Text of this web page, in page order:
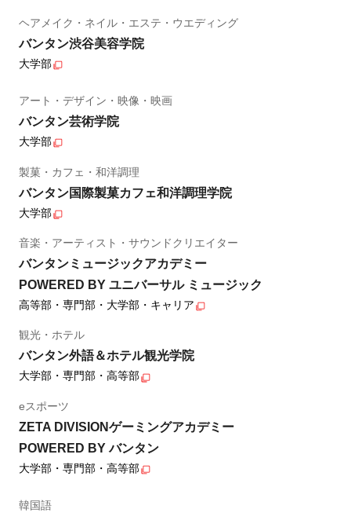
ヘアメイク・ネイル・エステ・ウエディング
バンタン渋谷美容学院
大学部
アート・デザイン・映像・映画
バンタン芸術学院
大学部
製菓・カフェ・和洋調理
バンタン国際製菓カフェ和洋調理学院
大学部
音楽・アーティスト・サウンドクリエイター
バンタンミュージックアカデミー
POWERED BY ユニバーサル ミュージック
高等部・専門部・大学部・キャリア
観光・ホテル
バンタン外語＆ホテル観光学院
大学部・専門部・高等部
eスポーツ
ZETA DIVISIONゲーミングアカデミー
POWERED BY バンタン
大学部・専門部・高等部
韓国語